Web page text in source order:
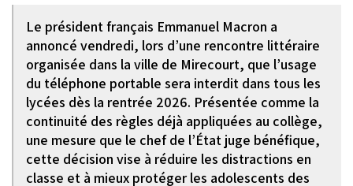
Le président français Emmanuel Macron a
annoncé vendredi, lors d’une rencontre littéraire
organisée dans la ville de Mirecourt, que l’usage
du téléphone portable sera interdit dans tous les
lycées dès la rentrée 2026. Présentée comme la
continuité des règles déjà appliquées au collège,
une mesure que le chef de l’État juge bénéfique,
cette décision vise à réduire les distractions en
classe et à mieux protéger les adolescents des